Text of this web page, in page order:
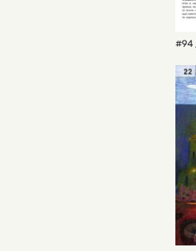
#94